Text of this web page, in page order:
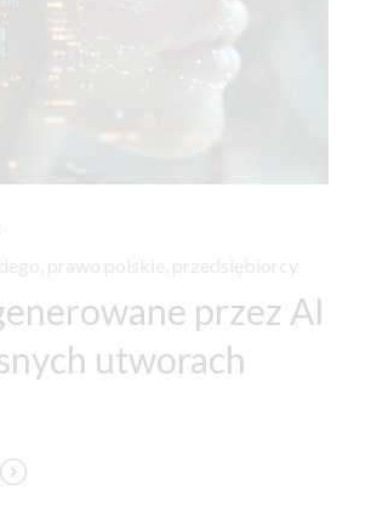
prawo polskie przedsiębiorcy
przez AI
utworach